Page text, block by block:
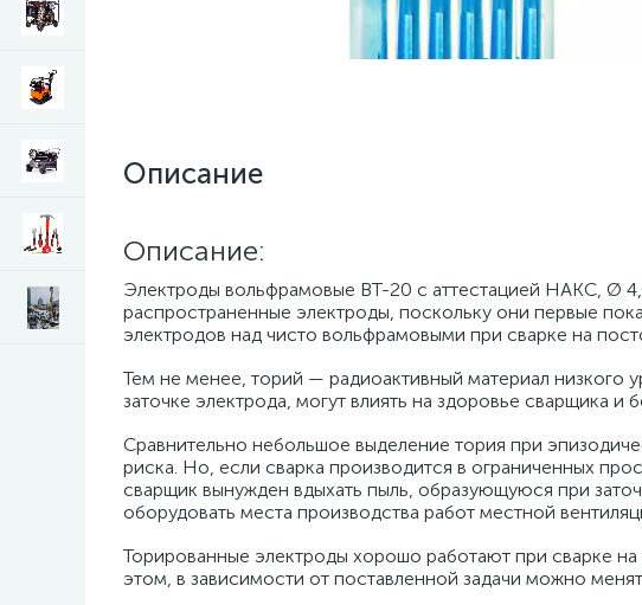
Описание
Описание:
Электроды вольфрамовые ВТ-20 с аттестацией НАКС, Ø
распространенные электроды, поскольку они первые
электродов над чисто вольфрамовыми при сварке на
Тем не менее, торий — радиоактивный материал низкого
заточке электрода, могут влиять на здоровье сварщика
Сравнительно небольшое выделение тория при
риска. Но, если сварка производится в ограниченных
сварщик вынужден вдыхать пыль, образующуюся при
оборудовать места производства работ местной
Торированные электроды хорошо работают при сварке
этом, в зависимости от поставленной задачи можно